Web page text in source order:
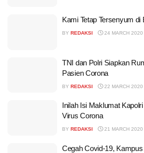
Kami Tetap Tersenyum di
BY REDAKSI 24 MARCH 2020
TNI dan Polri Siapkan
Pasien Corona
BY REDAKSI 22 MARCH 2020
Inilah Isi Maklumat
Virus Corona
BY REDAKSI 21 MARCH 2020
Cegah Covid-19,